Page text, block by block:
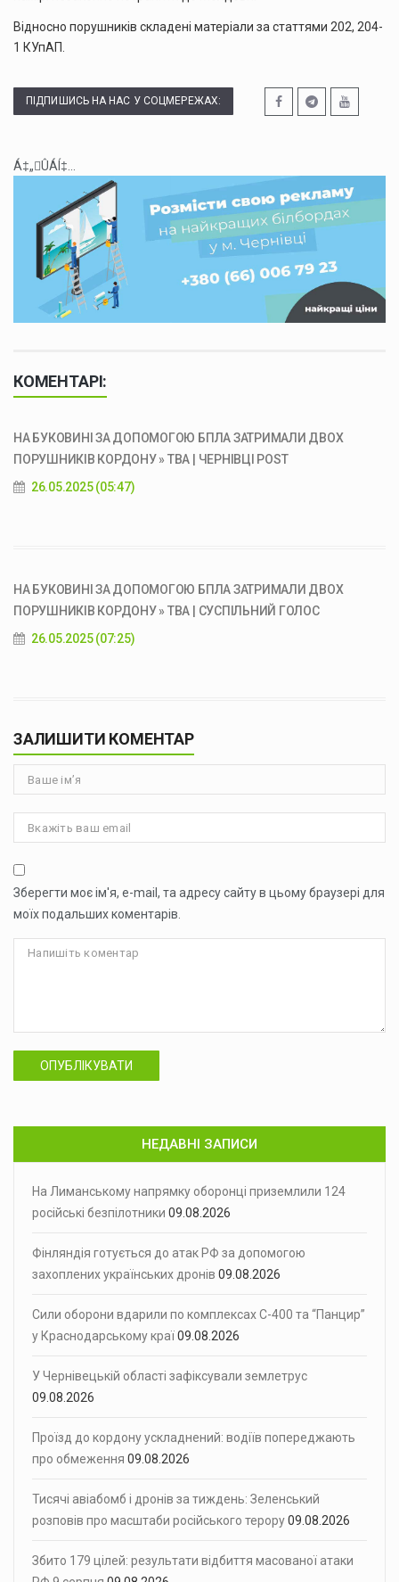
Відносно порушників складені матеріали за статтями 202, 204-
1 КУпАП.
ПІДПИШИСЬ НА НАС У СОЦМЕРЕЖАХ:
Á‡„ÛÁÍ‡...
КОМЕНТАРІ:
НА БУКОВИНІ ЗА ДОПОМОГОЮ БПЛА ЗАТРИМАЛИ ДВОХ
ПОРУШНИКІВ КОРДОНУ » ТВА | ЧЕРНІВЦІ POST
26.05.2025 (05:47)
НА БУКОВИНІ ЗА ДОПОМОГОЮ БПЛА ЗАТРИМАЛИ ДВОХ
ПОРУШНИКІВ КОРДОНУ » ТВА | СУСПІЛЬНИЙ ГОЛОС
26.05.2025 (07:25)
ЗАЛИШИТИ КОМЕНТАР
Зберегти моє ім'я, e-mail, та адресу сайту в цьому браузері для
моїх подальших коментарів.
ОПУБЛІКУВАТИ
НЕДАВНІ ЗАПИСИ
На Лиманському напрямку оборонці приземлили 124
російські безпілотники 09.08.2026
Фінляндія готується до атак РФ за допомогою
захоплених українських дронів 09.08.2026
Сили оборони вдарили по комплексах С-400 та “Панцир”
у Краснодарському краї09.08.2026
У Чернівецькій області зафіксували землетрус
09.08.2026
Проїзд до кордону ускладнений: водіїв попереджають
про обмеження 09.08.2026
Тисячі авіабомб і дронів за тиждень: Зеленський
розповів про масштаби російського терору09.08.2026
Збито 179 цілей: результати відбиття масованої атаки